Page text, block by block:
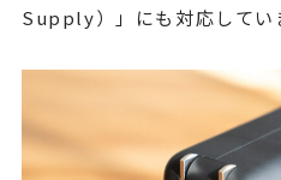
Supply）」にも対応してい